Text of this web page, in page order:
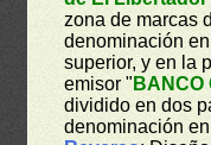
zona de marcas
denominación
superior, y en la
emisor " BANCO
dividido en dos
denominación